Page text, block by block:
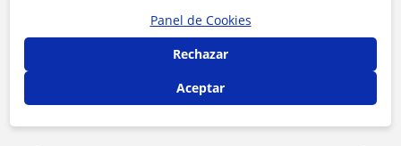
Contacta con María
1ª clase gratis
Panel de Cookies
Rechazar
Aceptar